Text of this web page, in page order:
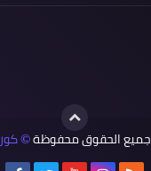
جميع الحقوق محفوظة ©